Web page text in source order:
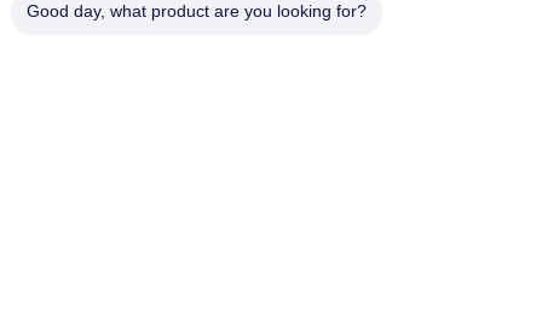
Good day, what product are you looking for?